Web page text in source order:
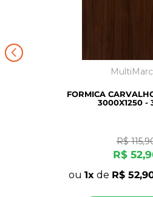
FORMICA
3000X1250 -
R$ 115,
R$ 52,
ou 1 de R$ 52,